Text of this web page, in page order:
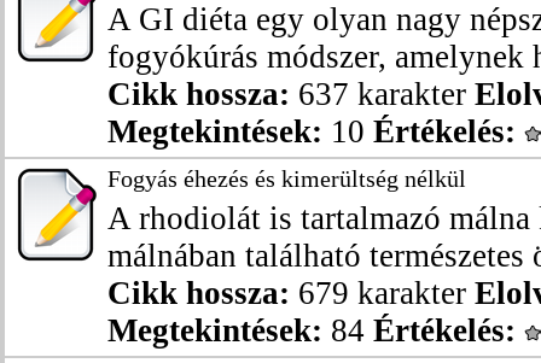
A GI diéta egy olyan nagy
fogyókúrás módszer, amelynek
Cikk hossza: 637 karakter
Megtekintések: 10 Értékelés:
Fogyás éhezés és kimerültség nélkül
A rhodiolát is tartalmazó málna
málnában található természetes
Cikk hossza: 679 karakter
Megtekintések: 84 Értékelés: